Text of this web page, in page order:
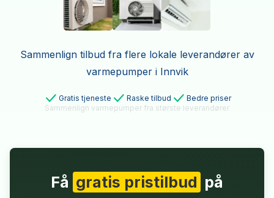
Sammenlign tilbud fra flere lokale leverandører av
varmepumper i Innvik
Gratis tjeneste Raske tilbud
Bedre priser
Sammenlign varmepumper fra største leverandører
Få gratis pristilbud på